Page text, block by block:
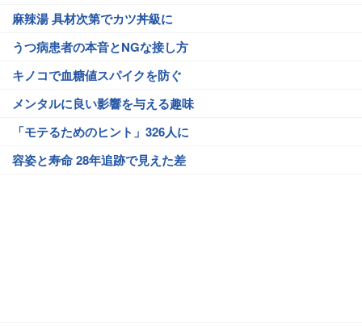
麻辣湯 具材次第でカツ丼級に
うつ病患者の本音とNGな接し方
キノコで血糖値スパイクを防ぐ
メンタルに良い影響を与える趣味
「モテるためのヒント」326人に
容姿と寿命 28年追跡で見えた差